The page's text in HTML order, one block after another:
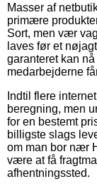
Masser af
primære
Sort, men vær
laves før et
garanteret kan
medarbejderne
Indtil flere
beregning, men
for en bestemt
billigste slags
om man bor nær
være at få
afhentningssted.